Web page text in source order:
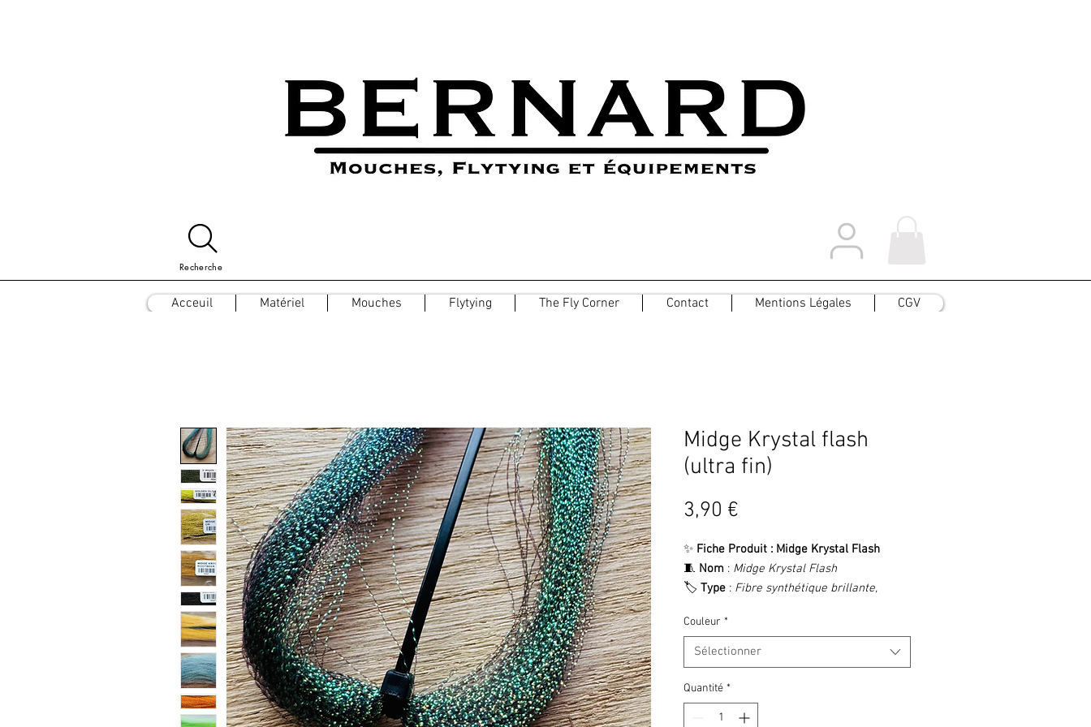
Recherche
Acceuil Matériel Mouches Flytying The Fly Corner Contact Mentions Légales CGV
Midge Krystal flash
(ultra fin)
3,90 €
✨ Fiche Produit : Midge Krystal Flash
🧵 Nom : Midge Krystal Flash
🏷️ Type : Fibre synthétique brillante,
📋Description
LeMidge Krystal Flash
ultra-finedu Krystal Flash classique,
spécialement conçue pour les
mouchescomme les
Couleur *
Sélectionner
Quantité *